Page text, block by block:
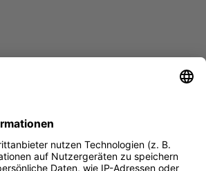
optimierten Customer Journey: Der
Tools